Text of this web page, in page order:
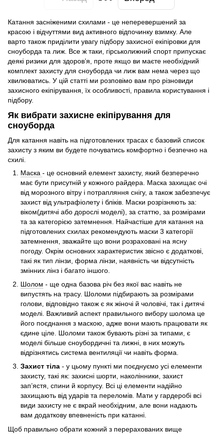
Катання засніженими схилами - це неперевершений за
красою і відчуттями вид активного відпочинку взимку. Але
варто також приділити увагу підбору захисної екіпіровки для
сноуборда та лиж. Все ж таки, гірськолижний спорт припускає
деякі ризики для здоров’я, проте якщо ви маєте необхідний
комплект захисту для сноуборда чи лиж вам нема через що
хвилюватись. У цій статті ми розповімо вам про різновиди
захисного екіпірування, їх особливості, правила користування і
підбору.
Як вибрати захисне екіпірування для
сноуборда
Для катання навіть на підготовлених трасах є базовий список
захисту з яким ви будете почуватись комфортно і безпечно на
схилі.
Маска - це основний елемент захисту, який безперечно
має бути присутній у кожного райдера. Маска захищає очі
від морозного вітру і потрапляння снігу, а також забезпечує
захист від ультрафіолету і бліків. Маски розрізняють за:
віком(дитячі або дорослі моделі), за статтю, за розмірами
та за категорією затемнення. Найчастіше для катання на
підготовлених схилах рекомендують маски 3 категорії
затемнення, зважайте що вони розраховані на ясну
погоду. Окрім основних характеристик звісно є додаткові,
такі як тип лінзи, форма лінзи, наявність чи відсутність
змінних лінз і багато іншого.
Шолом - ще одна базова річ без якої вас навіть не
випустять на трасу. Шоломи підбирають за розмірами
голови, відповідно також є як жіночі й чоловічі, так і дитячі
моделі. Важливий аспект правильного вибору шолома це
його поєднання з маскою, адже вони мають працювати як
єдине ціле. Шоломи також бувають різні за типами, є
моделі більше сноубордичні та лижні, в них можуть
відрізнятись система вентиляції чи навіть форма.
Захист тіла - у цьому пункті ми поєднуємо усі елементи
захисту, такі як: захисні шорти, наколінники, захист
зап’ястя, спини й корпусу. Всі ці елементи надійно
захищають від ударів та переломів. Мати у гардеробі всі
види захисту не є вкрай необхідним, але вони надають
вам додаткову впевненість при катанні.
Щоб правильно обрати кожний з перерахованих вище